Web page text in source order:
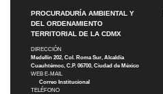
PROCURADURÍA AMBIENTAL Y
DEL ORDENAMIENTO
TERRITORIAL DE LA CDMX
DIRECCIÓN
Medellín 202, Col. Roma Sur, Alcaldía
Cuauhtémoc, C.P. 06700, Ciudad de México
WEB E-MAIL
Correo Institucional
TELÉFONO